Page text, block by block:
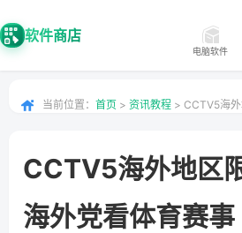
软件商店
电脑软件
当前位置： 首页 > 资讯教程 > CCTV5海
CCTV5海外地区
海外党看体育赛